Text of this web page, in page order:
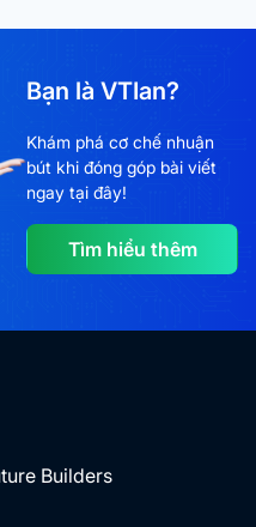
Bạn là VTIan?
Khám phá cơ chế nhuận
bút khi đóng góp bài viết
ngay tại đây!
Tìm hiểu thêm
Builders